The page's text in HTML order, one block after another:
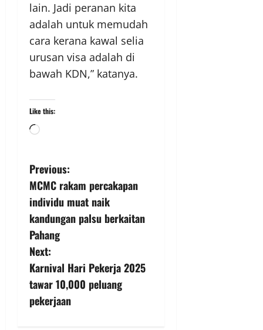
lain. Jadi peranan kita
adalah untuk memudah
cara kerana kawal selia
urusan visa adalah di
bawah KDN,” katanya.
Like this:
Previous:
MCMC rakam percakapan
individu muat naik
kandungan palsu berkaitan
Pahang
Next:
Karnival Hari Pekerja 2025
tawar 10,000 peluang
pekerjaan